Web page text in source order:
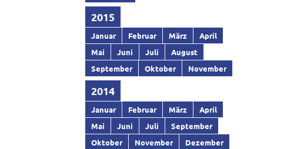
2015
Januar Februar März
April
Mai
Juni Juli
August
September
Oktober November
2014
Januar Februar März
April
Mai
Juni Juli
September
Oktober
November Dezember